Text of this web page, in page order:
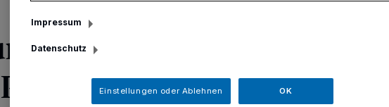
zum Sommerfest im
Performance
Impressum
Datenschutz
Einstellungen oder Ablehnen OK